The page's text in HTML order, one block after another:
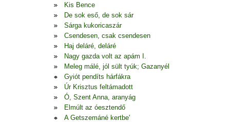
Kis Bence
De sok eső, de sok sár
Sárga kukoricaszár
Csendesen, csak csendesen
Haj deláré, deláré
Nagy gazda volt az apám I.
Meleg málé, jól sült tyúk; Gazanyél
Gyiót pendíts hárfákra
Úr Krisztus feltámadott
Ó, Szent Anna, aranyág
Elmúlt az óesztendő
A Getszemáné kertbe'